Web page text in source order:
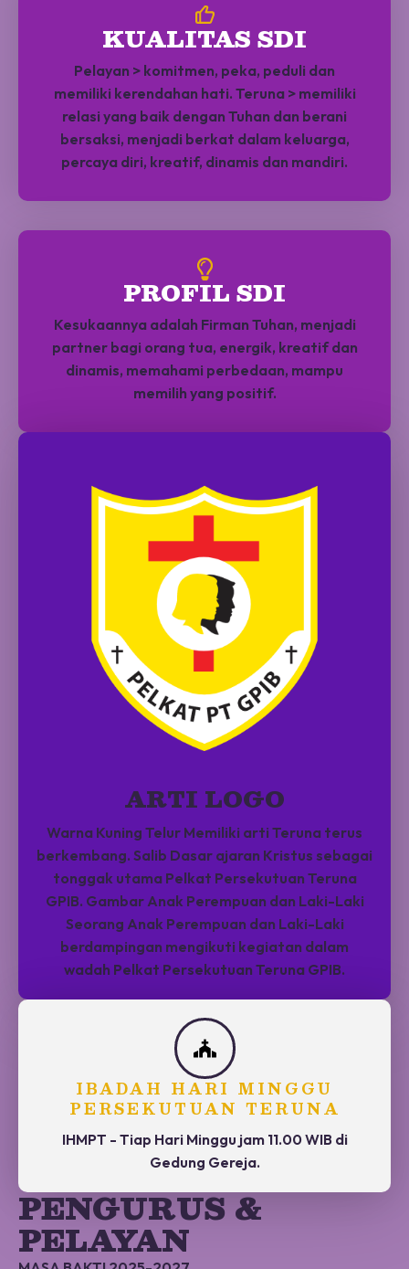
KUALITAS SDI
Pelayan > komitmen, peka, peduli dan
memiliki kerendahan hati. Teruna > memiliki
relasi yang baik dengan Tuhan dan berani
bersaksi, menjadi berkat dalam keluarga,
percaya diri, kreatif, dinamis dan mandiri.
PROFIL SDI
Kesukaannya adalah Firman Tuhan, menjadi
partner bagi orang tua, energik, kreatif dan
dinamis, memahami perbedaan, mampu
memilih yang positif.
ARTI LOGO
Warna Kuning Telur Memiliki arti Teruna terus
berkembang. Salib Dasar ajaran Kristus sebagai
tonggak utama Pelkat Persekutuan Teruna
GPIB. Gambar Anak Perempuan dan Laki-Laki
Seorang Anak Perempuan dan Laki-Laki
berdampingan mengikuti kegiatan dalam
wadah Pelkat Persekutuan Teruna GPIB.
IBADAH HARI MINGGU
PERSEKUTUAN TERUNA
IHMPT - Tiap Hari Minggu jam 11.00 WIB di
Gedung Gereja.
PENGURUS &
PELAYAN